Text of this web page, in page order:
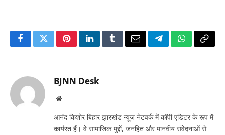
FacebookTwitterPinterestLinkedInTumblrEmailTelegramWhatsApp
Copy
BJNN Desk
Website
आनंद किशोर बिहार झारखंड न्यूज़ नेटवर्क में कॉपी एडिटर के रूप में
कार्यरत हैं। वे सामाजिक मुद्दों, जनहित और मानवीय संवेदनाओं से